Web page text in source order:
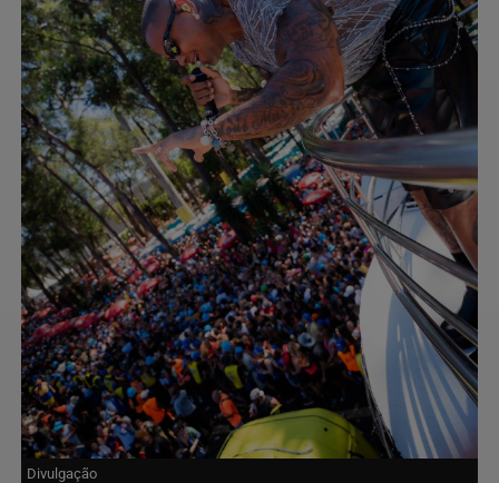
Divulgação